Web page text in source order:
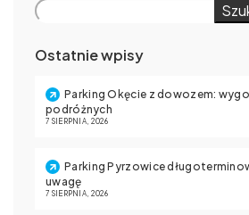
Ostatnie wpisy
Parking Okęcie z dowozem:
podróżnych
7 SIERPNIA, 2026
Parking Pyrzowice
uwagę
7 SIERPNIA, 2026